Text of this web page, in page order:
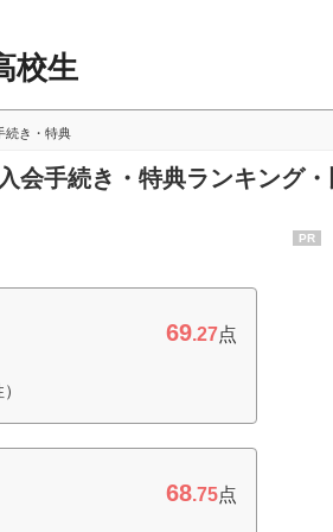
校生
続き・特典
会手続き・特典ランキング
69.27点
68.75点
PR